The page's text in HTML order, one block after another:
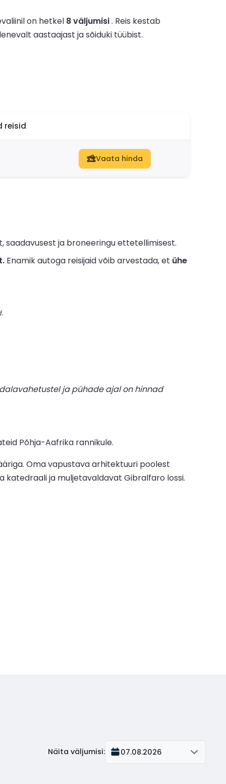
on hetkel 8 väljumisi. Reis kestab
aastaajast ja sõiduki tüübist.
reisid
Vaata hinda
saadavusest ja broneeringu ettetellimisest.
Enamik autoga reisijaid võib arvestada, et ühe
ja pühade ajal on hinnad
Põhja-Aafrika rannikule.
Oma vapustava arhitektuuri poolest
katedraali ja muljetavaldavat Gibralfaro lossi.
Näita väljumisi: 07.08.2026